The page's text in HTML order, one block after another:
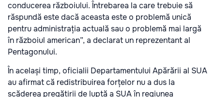
conducerea războiului. Întrebarea la care trebuie să
răspundă este dacă aceasta este o problemă unică
pentru administrația actuală sau o problemă mai largă
în războiul american”, a declarat un reprezentant al
Pentagonului.
În același timp, oficialii Departamentului Apărării al SUA
au afirmat că redistribuirea forțelor nu a dus la
scăderea pregătirii de luptă a SUA în regiunea